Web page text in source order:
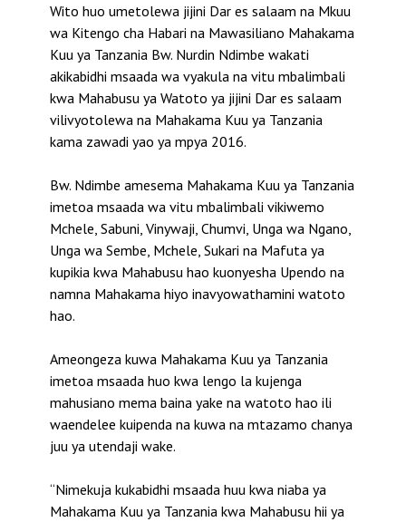
Wito huo umetolewa jijini Dar es salaam na Mkuu
wa Kitengo cha Habari na Mawasiliano Mahakama
Kuu ya Tanzania Bw. Nurdin Ndimbe wakati
akikabidhi msaada wa vyakula na vitu mbalimbali
kwa Mahabusu ya Watoto ya jijini Dar es salaam
vilivyotolewa na Mahakama Kuu ya Tanzania
kama zawadi yao ya mpya 2016.
Bw. Ndimbe amesema Mahakama Kuu ya Tanzania
imetoa msaada wa vitu mbalimbali vikiwemo
Mchele, Sabuni, Vinywaji, Chumvi, Unga wa Ngano,
Unga wa Sembe, Mchele, Sukari na Mafuta ya
kupikia kwa Mahabusu hao kuonyesha Upendo na
namna Mahakama hiyo inavyowathamini watoto
hao.
Ameongeza kuwa Mahakama Kuu ya Tanzania
imetoa msaada huo kwa lengo la kujenga
mahusiano mema baina yake na watoto hao ili
waendelee kuipenda na kuwa na mtazamo chanya
juu ya utendaji wake.
“Nimekuja kukabidhi msaada huu kwa niaba ya
Mahakama Kuu ya Tanzania kwa Mahabusu hii ya